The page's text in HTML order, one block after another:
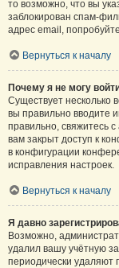
то возможно, что вы
заблокирован спам-
адрес email,
Вернуться к началу
Почему я не могу
Существует несколько
вы правильно вводите
правильно, свяжитесь
вам закрыт доступ к
в конфигурации
исправления настроек.
Вернуться к началу
Я давно
Возможно,
удалил вашу учётную
периодически удаляют